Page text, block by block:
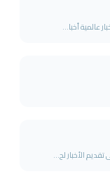
عالمية أخبا...
الأخبار لح...